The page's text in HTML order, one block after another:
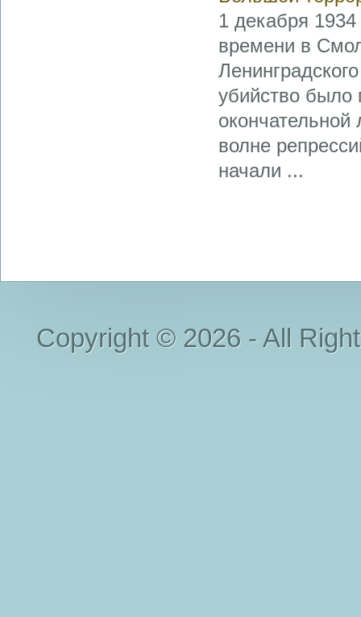
1 декабря
времени в
убийство было
волне
начали ...
Copyright © 2026 - All